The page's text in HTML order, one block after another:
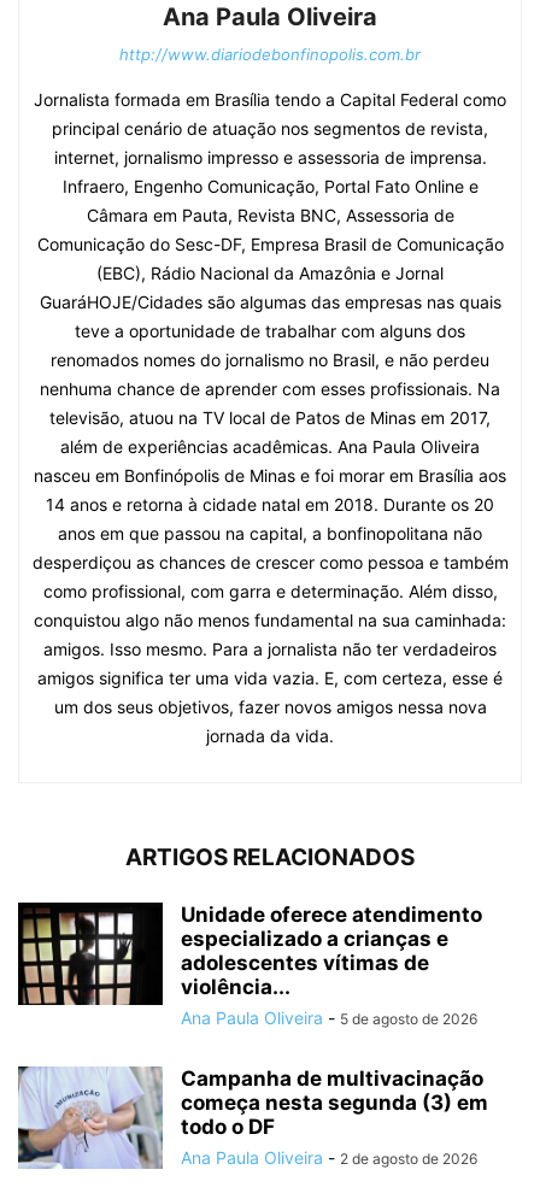
Ana Paula Oliveira
http://www.diariodebonfinopolis.com.br
Jornalista formada em Brasília tendo a Capital Federal como
principal cenário de atuação nos segmentos de revista,
internet, jornalismo impresso e assessoria de imprensa.
Infraero, Engenho Comunicação, Portal Fato Online e
Câmara em Pauta, Revista BNC, Assessoria de
Comunicação do Sesc-DF, Empresa Brasil de Comunicação
(EBC), Rádio Nacional da Amazônia e Jornal
GuaráHOJE/Cidades são algumas das empresas nas quais
teve a oportunidade de trabalhar com alguns dos
renomados nomes do jornalismo no Brasil, e não perdeu
nenhuma chance de aprender com esses profissionais. Na
televisão, atuou na TV local de Patos de Minas em 2017,
além de experiências acadêmicas. Ana Paula Oliveira
nasceu em Bonfinópolis de Minas e foi morar em Brasília aos
14 anos e retorna à cidade natal em 2018. Durante os 20
anos em que passou na capital, a bonfinopolitana não
desperdiçou as chances de crescer como pessoa e também
como profissional, com garra e determinação. Além disso,
conquistou algo não menos fundamental na sua caminhada:
amigos. Isso mesmo. Para a jornalista não ter verdadeiros
amigos significa ter uma vida vazia. E, com certeza, esse é
um dos seus objetivos, fazer novos amigos nessa nova
jornada da vida.
ARTIGOS RELACIONADOS
Unidade oferece atendimento
especializado a crianças e
adolescentes vítimas de
violência...
Ana Paula Oliveira - 5 de agosto de 2026
Campanha de multivacinação
começa nesta segunda (3) em
todo o DF
Ana Paula Oliveira - 2 de agosto de 2026